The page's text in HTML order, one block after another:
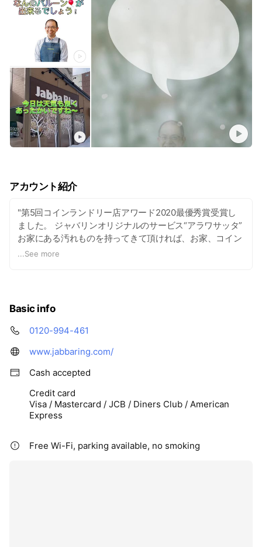
アカウント紹介
"第5回コインランドリー店アワード2020最優秀賞受賞し
ました。 ジャバリンオリジナルのサービス“アラワサッタ”
お家にある汚れものを持ってきて頂ければ、お家、コイン
ランドリー、クリーニングに仕分けします。 お家、コイン
リンは失敗しない洗濯を提供できるように日々努力してい
ます。"
...See more
Basic info
0120-994-461
www.jabbaring.com/
Cash accepted
Credit card
Visa / Mastercard / JCB / Diners Club / American
Express
Free Wi-Fi, parking available, no smoking